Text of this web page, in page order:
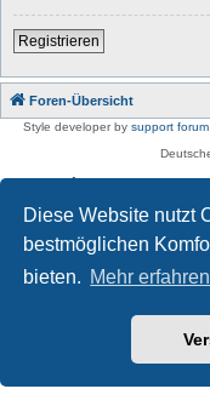
Diese Website nutzt
bestmöglichen
bieten. Mehr erfahren
Registrieren
Foren-Übersicht
Style developer by support
Impressum